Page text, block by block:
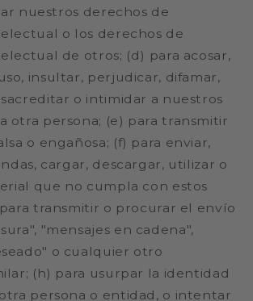
nuestros derechos de
o los derechos de
de otros; (d) para acosar,
insultar, perjudicar, difamar,
o intimidar a nuestros
otra persona; (e) para transmitir
o engañosa; (f) para enviar,
cargar, descargar, utilizar o
que no cumpla con estos
transmitir o procurar el envío
"mensajes en cadena",
o cualquier otro
(h) para usurpar la identidad
persona o entidad, o intentar